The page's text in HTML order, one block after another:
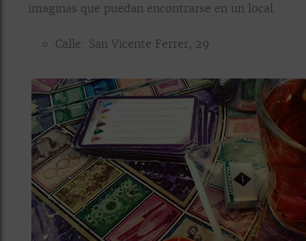
imaginas que puedan encontrarse en un local.
Calle: San Vicente Ferrer, 29